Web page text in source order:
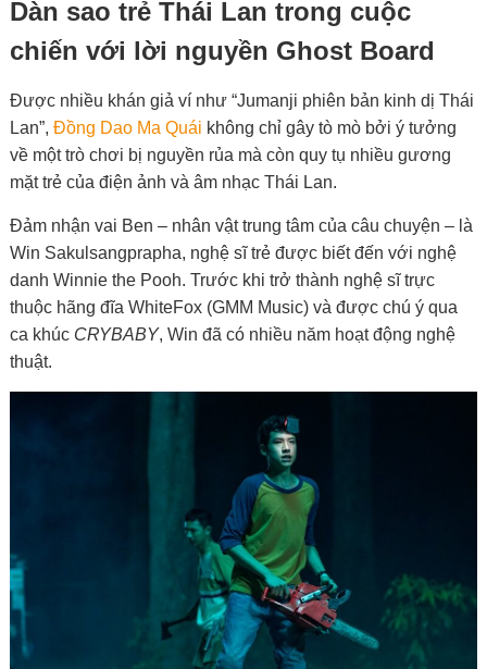
Dàn sao trẻ Thái Lan trong cuộc
chiến với lời nguyền Ghost Board
Được nhiều khán giả ví như “Jumanji phiên bản kinh dị Thái
Lan”, Đồng Dao Ma Quái không chỉ gây tò mò bởi ý tưởng
về một trò chơi bị nguyền rủa mà còn quy tụ nhiều gương
mặt trẻ của điện ảnh và âm nhạc Thái Lan.
Đảm nhận vai Ben – nhân vật trung tâm của câu chuyện – là
Win Sakulsangprapha, nghệ sĩ trẻ được biết đến với nghệ
danh Winnie the Pooh. Trước khi trở thành nghệ sĩ trực
thuộc hãng đĩa WhiteFox (GMM Music) và được chú ý qua
ca khúc CRYBABY, Win đã có nhiều năm hoạt động nghệ
thuật.